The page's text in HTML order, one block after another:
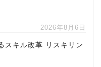
2026年8月6日
スキル改革 リスキリン